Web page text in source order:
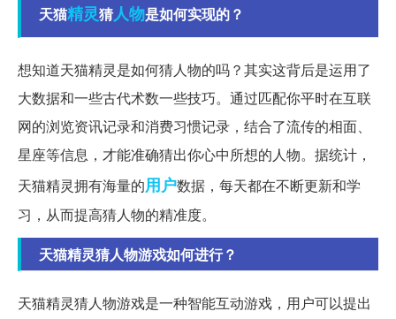
天猫精灵猜人物是如何实现的？
想知道天猫精灵是如何猜人物的吗？其实这背后是运用了
大数据和一些古代术数一些技巧。通过匹配你平时在互联
网的浏览资讯记录和消费习惯记录，结合了流传的相面、
星座等信息，才能准确猜出你心中所想的人物。据统计，
天猫精灵拥有海量的用户数据，每天都在不断更新和学
习，从而提高猜人物的精准度。
天猫精灵猜人物游戏如何进行？
天猫精灵猜人物游戏是一种智能互动游戏，用户可以提出